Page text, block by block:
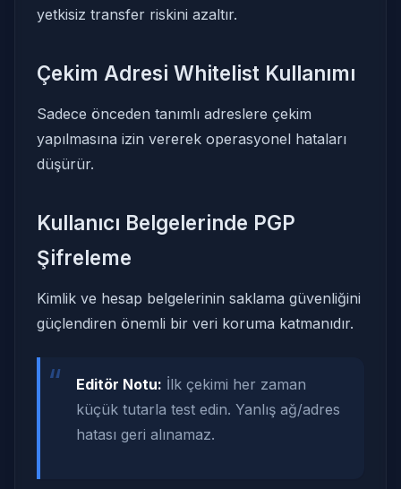
yetkisiz transfer riskini azaltır.
Çekim Adresi Whitelist Kullanımı
Sadece önceden tanımlı adreslere çekim
yapılmasına izin vererek operasyonel hataları
düşürür.
Kullanıcı Belgelerinde PGP
Şifreleme
Kimlik ve hesap belgelerinin saklama güvenliğini
güçlendiren önemli bir veri koruma katmanıdır.
“ Editör Notu: İlk çekimi her zaman
küçük tutarla test edin. Yanlış ağ/adres
hatası geri alınamaz.